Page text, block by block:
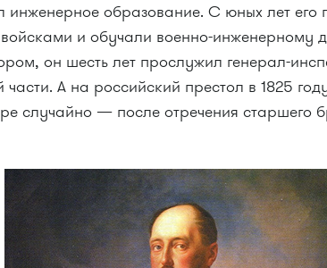
образование. С юных лет его
и обучали военно-инженерному
он шесть лет прослужил генерал-
А на российский престол в 1825
случайно — после отречения старшего